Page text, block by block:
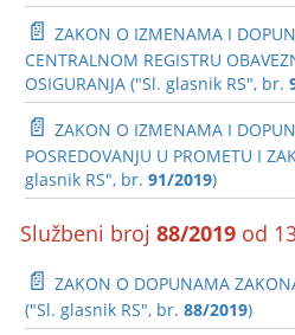
📄 ZAKON O IZMENAMA I
CENTRALNOM REGISTRU
OSIGURANJA ("Sl. glasnik RS", br.
📄 ZAKON O IZMENAMA I
POSREDOVANJU U PROMETU I
glasnik RS", br.91/2019)
Službeni broj88/2019 od
📄 ZAKON O DOPUNAMA
("Sl. glasnik RS", br.88/2019)